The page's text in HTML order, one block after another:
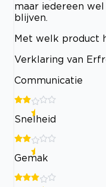
maar iedereen
blijven.
Met welk product
Verklaring van
Communicatie
Snelheid
Gemak